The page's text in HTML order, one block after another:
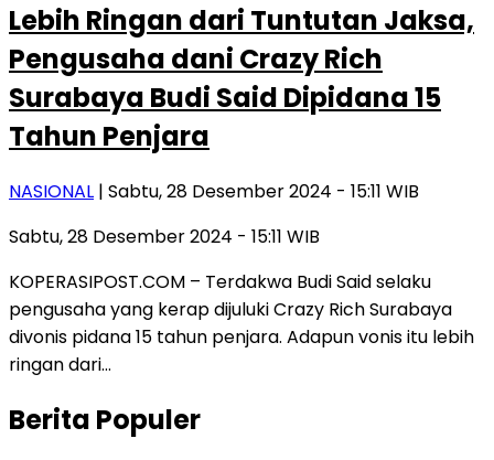
Lebih Ringan dari Tuntutan Jaksa,
Pengusaha dani Crazy Rich
Surabaya Budi Said Dipidana 15
Tahun Penjara
NASIONAL | Sabtu, 28 Desember 2024 - 15:11 WIB
Sabtu, 28 Desember 2024 - 15:11 WIB
KOPERASIPOST.COM – Terdakwa Budi Said selaku
pengusaha yang kerap dijuluki Crazy Rich Surabaya
divonis pidana 15 tahun penjara. Adapun vonis itu lebih
ringan dari…
Berita Populer